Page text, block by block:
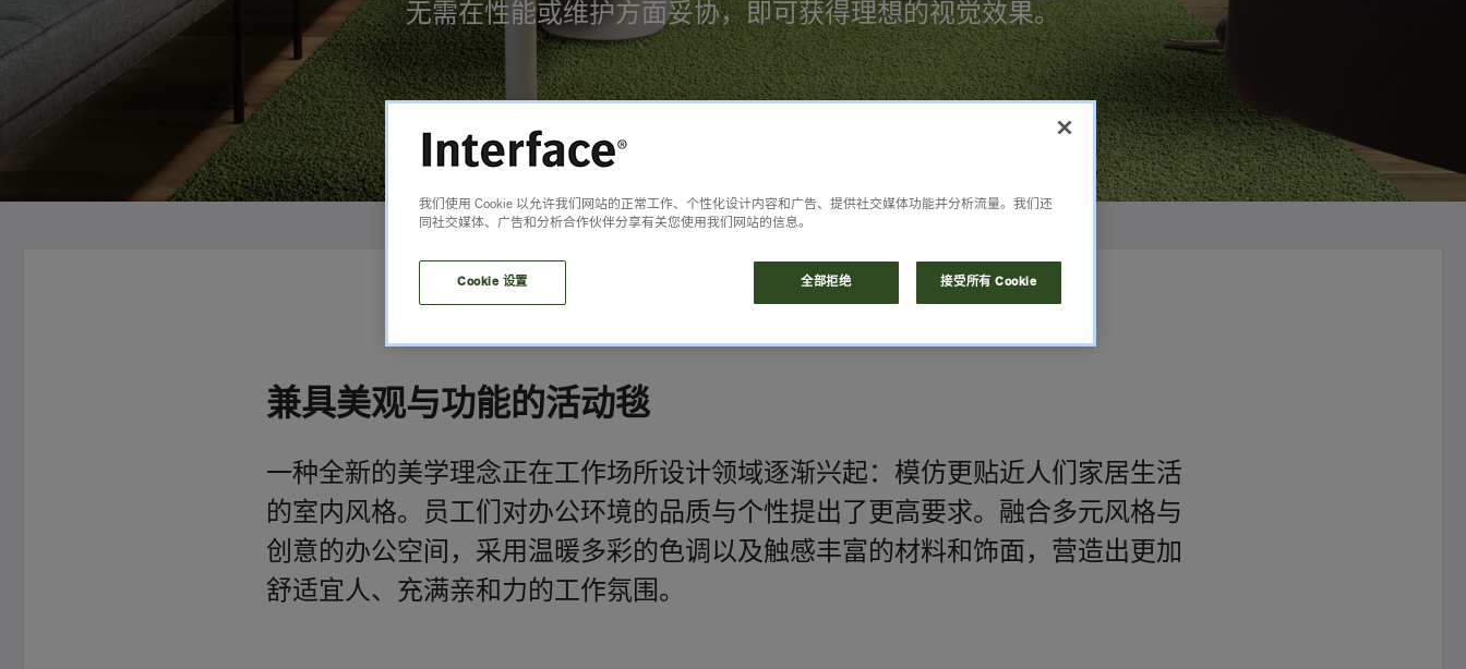
无需在性能或维护方面妥协，即可获得理想的视觉效果。
兼具美观与功能的活动毯
一种全新的美学理念正在工作场所设计领域逐渐兴起：模仿更贴近人们家居生活
的室内风格。员工们对办公环境的品质与个性提出了更高要求。融合多元风格与
创意的办公空间，采用温暖多彩的色调以及触感丰富的材料和饰面，营造出更加
舒适宜人、充满亲和力的工作氛围。
我们使用 Cookie 以允许我们网站的正常工作、个性化设计内容和广告、提供社交媒体功能并分析流量。我们还
同社交媒体、广告和分析合作伙伴分享有关您使用我们网站的信息。
Cookie 设置 全部拒绝 接受所有 Cookie